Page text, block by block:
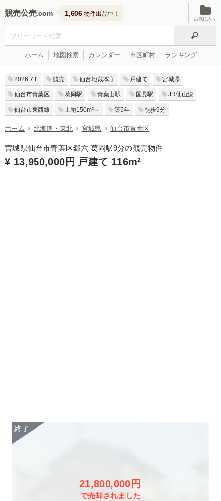
競売公売 1,606 物件出品中！
お気に入り
ホーム 地図検索 カレンダー 市区町村 ランキング
2026.7.8 競売 仙台地裁本庁 戸建て 宮城県
仙台市青葉区 葛岡駅 青葉山駅 国見駅 JR仙山線
仙台市東西線 土地150m²～ 築5年 徒歩9分
ホーム 北海道・東北 宮城県 仙台市青葉区
宮城県仙台市青葉区郷六 葛岡駅9分の競売物件
¥ 13,950,000円 戸建て 116m²
21,800,000円
で売却されました